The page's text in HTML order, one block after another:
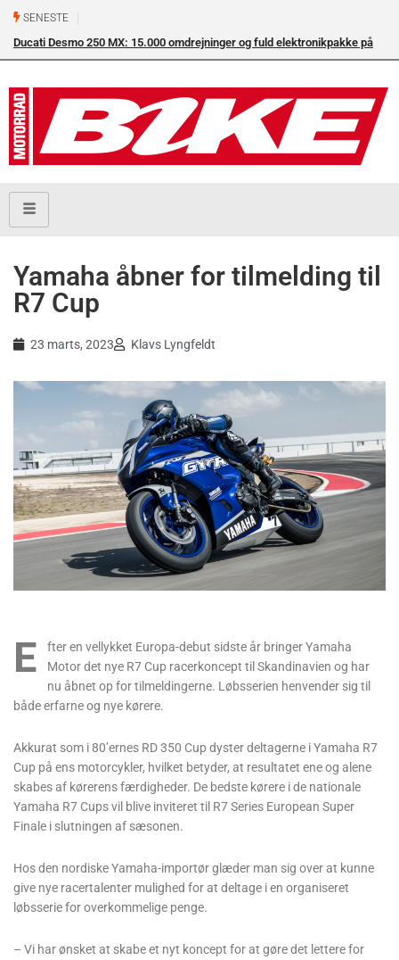
SENESTE
Ducati Desmo 250 MX: 15.000 omdrejninger og fuld elektronikpakke på
Yamaha åbner for tilmelding til
R7 Cup
23 marts, 2023 Klavs Lyngfeldt
E
fter en vellykket Europa-debut sidste år bringer Yamaha
Motor det nye R7 Cup racerkoncept til Skandinavien og har
nu åbnet op for tilmeldingerne. Løbsserien henvender sig til
både erfarne og nye kørere.
Akkurat som i 80’ernes RD 350 Cup dyster deltagerne i Yamaha R7
Cup på ens motorcykler, hvilket betyder, at resultatet ene og alene
skabes af kørerens færdigheder. De bedste kørere i de nationale
Yamaha R7 Cups vil blive inviteret til R7 Series European Super
Finale i slutningen af sæsonen.
Hos den nordiske Yamaha-importør glæder man sig over at kunne
give nye racertalenter mulighed for at deltage i en organiseret
løbsserie for overkommelige penge.
– Vi har ønsket at skabe et nyt koncept for at gøre det lettere for